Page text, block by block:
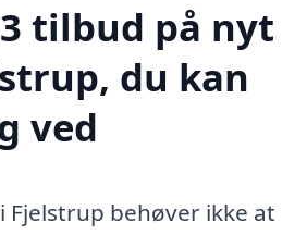
tilbud på nyt
du kan
ved
Fjelstrup behøver ikke at